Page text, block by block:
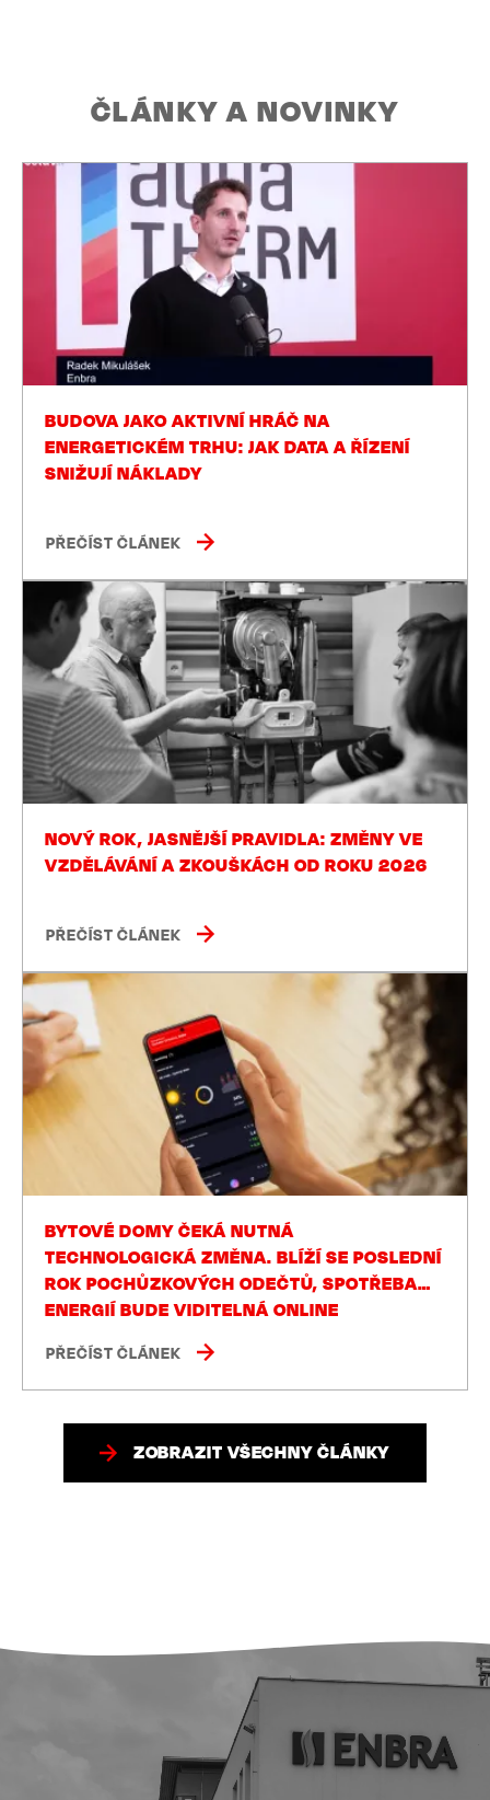
Společné chvíle z oslavy 30 let ENBRA CZECH – tři
desetiletí inovací, růstu a silných partnerství.
ČLÁNKY A NOVINKY
BUDOVA JAKO AKTIVNÍ HRÁČ NA
ENERGETICKÉM TRHU: JAK DATA A ŘÍZENÍ
SNIŽUJÍ NÁKLADY
PŘEČÍST ČLÁNEK
NOVÝ ROK, JASNĚJŠÍ PRAVIDLA: ZMĚNY VE
VZDĚLÁVÁNÍ A ZKOUŠKÁCH OD ROKU 2026
PŘEČÍST ČLÁNEK
BYTOVÉ DOMY ČEKÁ NUTNÁ
TECHNOLOGICKÁ ZMĚNA. BLÍŽÍ SE POSLEDNÍ
ROK POCHŮZKOVÝCH ODEČTŮ, SPOTŘEBA
ENERGIÍ BUDE VIDITELNÁ ONLINE
PŘEČÍST ČLÁNEK
ZOBRAZIT VŠECHNY ČLÁNKY